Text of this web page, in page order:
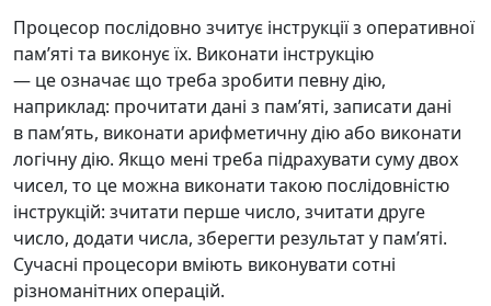
Процесор послідовно зчитує інструкції з оперативної
памʼяті та виконує їх. Виконати інструкцію
— це означає що треба зробити певну дію,
наприклад: прочитати дані з памʼяті, записати дані
в памʼять, виконати арифметичну дію або виконати
логічну дію. Якщо мені треба підрахувати суму двох
чисел, то це можна виконати такою послідовністю
інструкцій: зчитати перше число, зчитати друге
число, додати числа, зберегти результат у памʼяті.
Сучасні процесори вміють виконувати сотні
різноманітних операцій.